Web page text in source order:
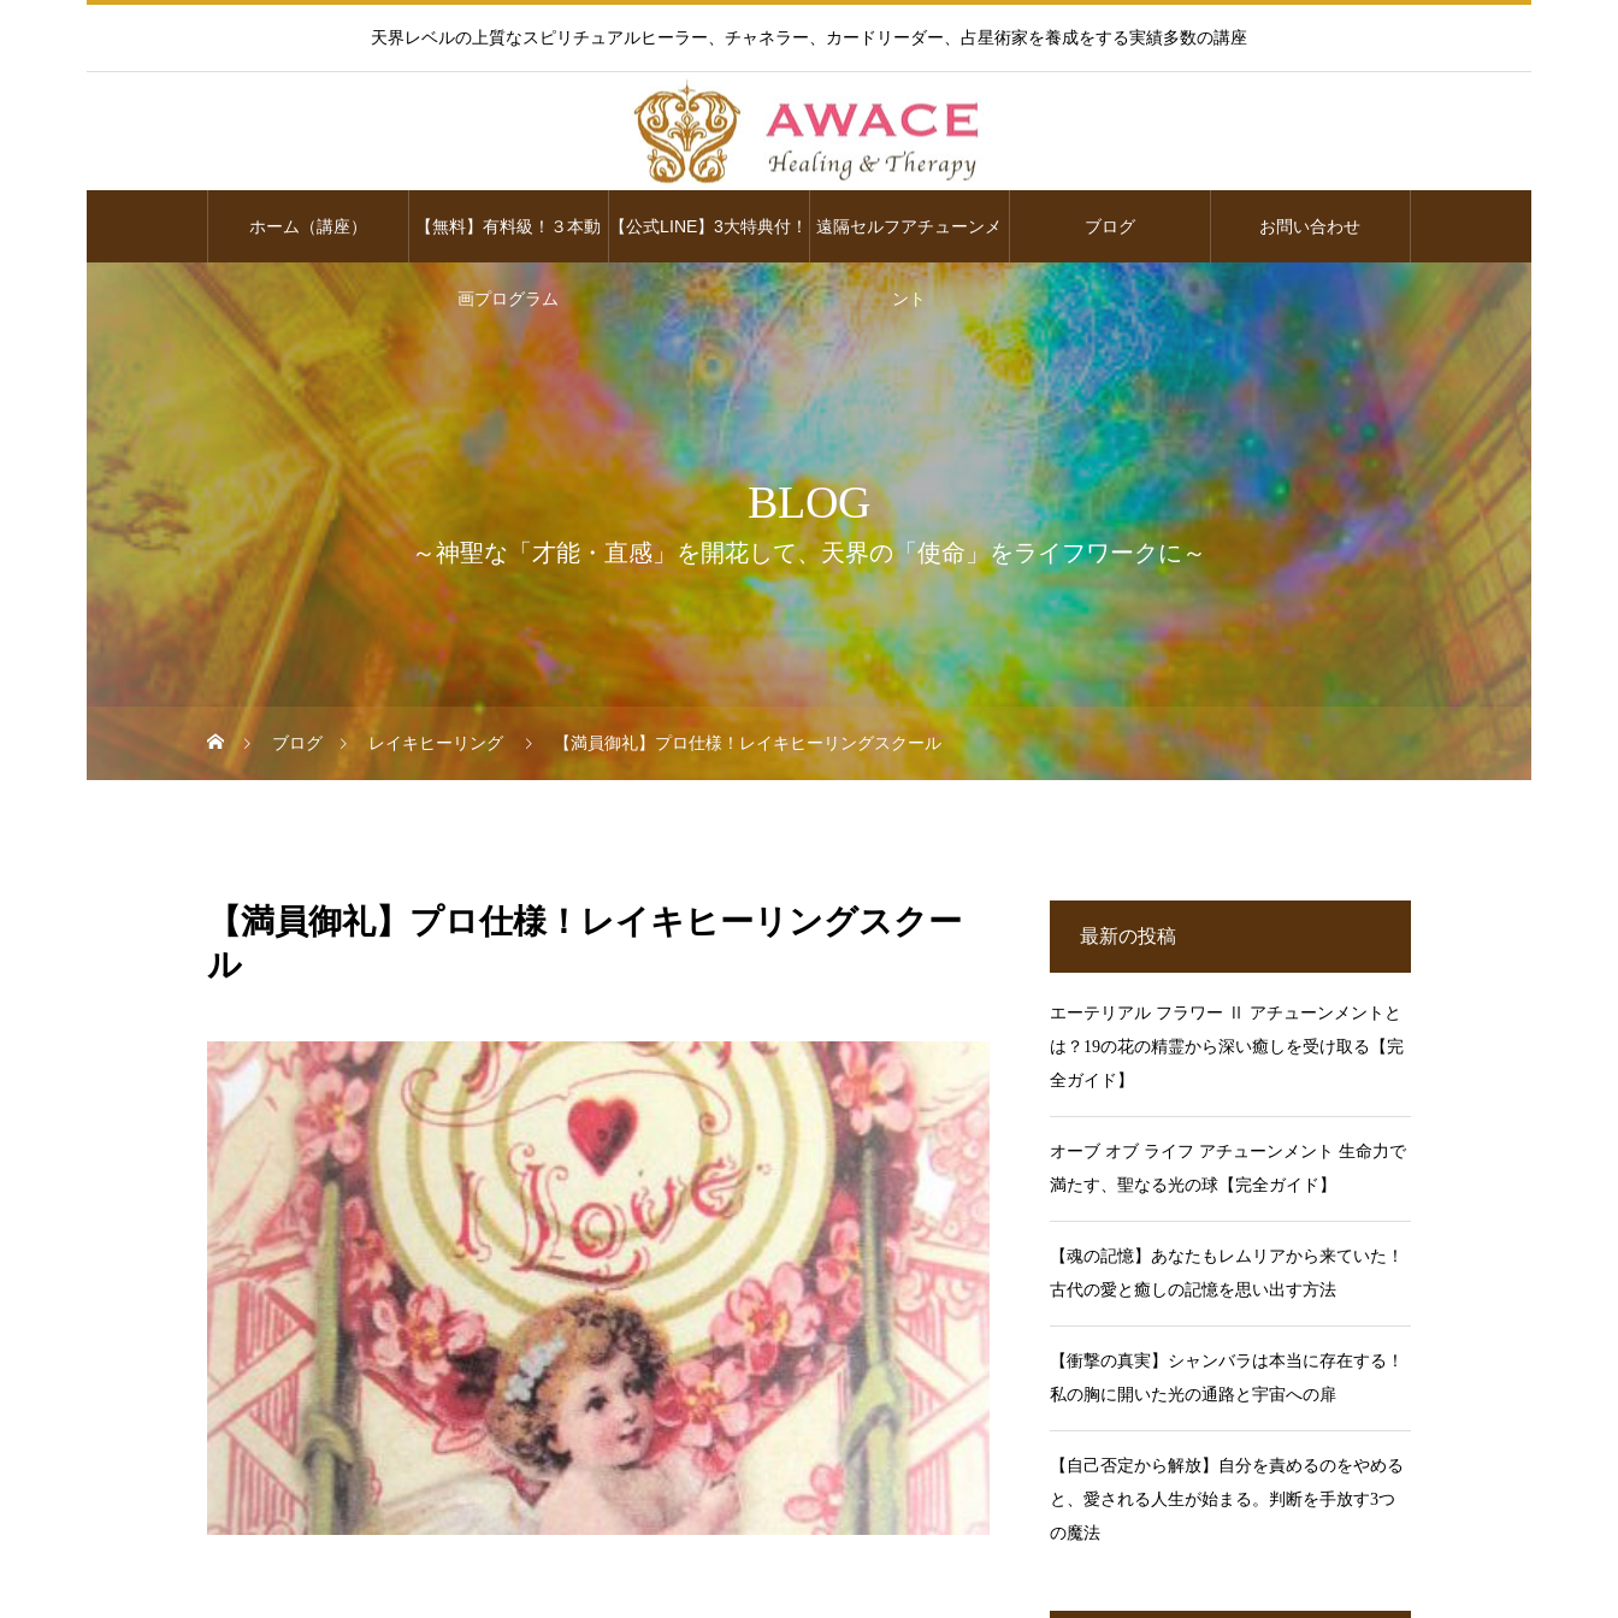
天界レベルの上質なスピリチュアルヒーラー、チャネラー、カードリーダー、占星術家を養成をする実績多数の講座
ホーム（講座） 【無料】有料級！３本動
画プログラム
【公式LINE】3大特典付！ 遠隔セルフアチューンメ
ント
ブログ お問い合わせ
BLOG
～神聖な「才能・直感」を開花して、天界の「使命」をライフワークに～
ブログ レイキヒーリング 【満員御礼】プロ仕様！レイキヒーリングスクール
【満員御礼】プロ仕様！レイキヒーリングスクー
ル
最新の投稿
エーテリアル フラワー Ⅱ アチューンメントと
は？19の花の精霊から深い癒しを受け取る【完
全ガイド】
オーブ オブ ライフ アチューンメント 生命力で
満たす、聖なる光の球【完全ガイド】
【魂の記憶】あなたもレムリアから来ていた！
古代の愛と癒しの記憶を思い出す方法
【衝撃の真実】シャンバラは本当に存在する！
私の胸に開いた光の通路と宇宙への扉
【自己否定から解放】自分を責めるのをやめる
と、愛される人生が始まる。判断を手放す3つ
の魔法